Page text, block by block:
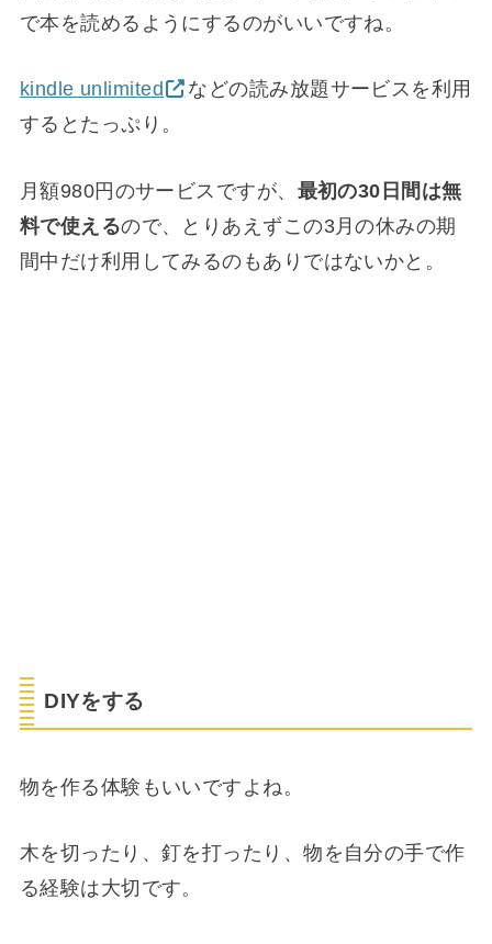
で本を読めるようにするのがいいですね。
kindle unlimited
などの読み放題サービスを利用
するとたっぷり。
月額980円のサービスですが、 最初の30日間は無
料で使えるので、とりあえずこの3月の休みの期
間中だけ利用してみるのもありではないかと。
DIYをする
物を作る体験もいいですよね。
木を切ったり、釘を打ったり、物を自分の手で作
る経験は大切です。